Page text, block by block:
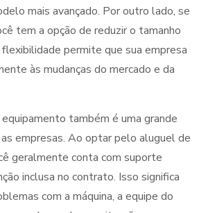
mais avançado. Por outro lado, se
tem a opção de reduzir o tamanho
permite que sua empresa
às mudanças do mercado e da
também é uma grande
empresas. Ao optar pelo aluguel de
geralmente conta com suporte
inclusa no contrato. Isso significa
com a máquina, a equipe do